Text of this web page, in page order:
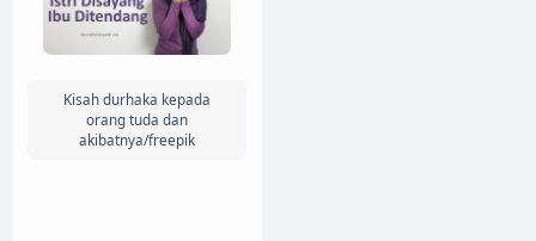
Kisah durhaka kepada
orang tuda dan
akibatnya/freepik